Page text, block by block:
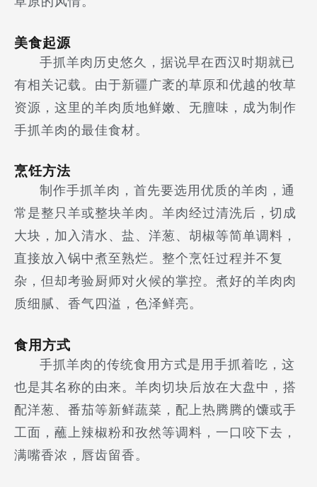
美食起源
手抓羊肉历史悠久，据说早在西汉时期就已
有相关记载。由于新疆广袤的草原和优越的牧草
资源，这里的羊肉质地鲜嫩、无膻味，成为制作
手抓羊肉的最佳食材。
烹饪方法
制作手抓羊肉，首先要选用优质的羊肉，通
常是整只羊或整块羊肉。羊肉经过清洗后，切成
大块，加入清水、盐、洋葱、胡椒等简单调料，
直接放入锅中煮至熟烂。整个烹饪过程并不复
杂，但却考验厨师对火候的掌控。煮好的羊肉肉
质细腻、香气四溢，色泽鲜亮。
食用方式
手抓羊肉的传统食用方式是用手抓着吃，这
也是其名称的由来。羊肉切块后放在大盘中，搭
配洋葱、番茄等新鲜蔬菜，配上热腾腾的馕或手
工面，蘸上辣椒粉和孜然等调料，一口咬下去，
满嘴香浓，唇齿留香。